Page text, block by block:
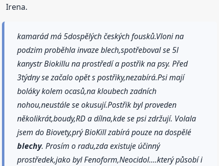
Irena.
kamarád má 5dospělých českých fousků.Vloni na
podzim proběhla invaze blech,spotřeboval se 5l
kanystr Biokillu na prostředí a postřik na psy. Před
3týdny se začalo opět s postřiky,nezabírá.Psi mají
boláky kolem ocasů,na kloubech zadních
nohou,neustále se okusují.Postřik byl proveden
několikrát,boudy,RD a dílna,kde se psi zdržují. Volala
jsem do Biovety,prý BioKill zabírá pouze na dospělé
blechy. Prosím o radu,zda existuje účinný
prostředek,jako byl Fenoform,Neocidol....který působí i